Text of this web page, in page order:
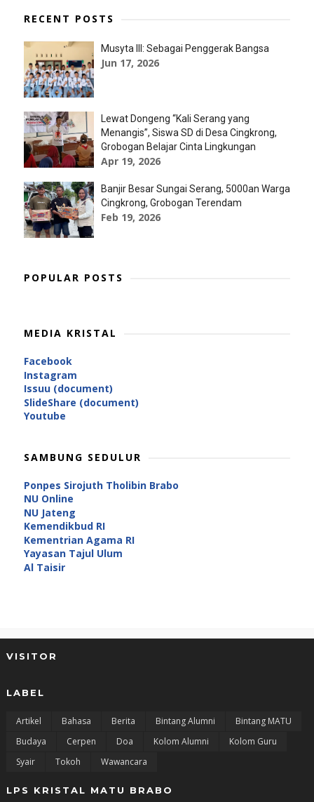
RECENT POSTS
Musyta III: Sebagai Penggerak Bangsa
Jun 17, 2026
Lewat Dongeng “Kali Serang yang
Menangis”, Siswa SD di Desa Cingkrong,
Grobogan Belajar Cinta Lingkungan
Apr 19, 2026
Banjir Besar Sungai Serang, 5000an Warga
Cingkrong, Grobogan Terendam
Feb 19, 2026
POPULAR POSTS
MEDIA KRISTAL
Facebook
Instagram
Issuu (document)
SlideShare (document)
Youtube
SAMBUNG SEDULUR
Ponpes Sirojuth Tholibin Brabo
NU Online
NU Jateng
Kemendikbud RI
Kementrian Agama RI
Yayasan Tajul Ulum
Al Taisir
VISITOR
LABEL
Artikel Bahasa Berita Bintang Alumni
Bintang MATU
Budaya
Cerpen Doa Kolom Alumni
Kolom Guru
Syair
Tokoh Wawancara
LPS KRISTAL MATU BRABO